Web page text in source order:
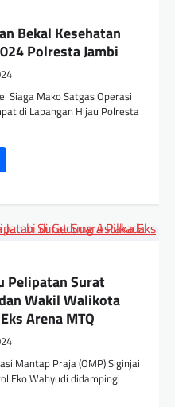
Bekal Kesehatan
Polresta Jambi
Siaga Mako Satgas Operasi
di Lapangan Hijau Polresta
Pelipatan Surat
Wakil Walikota
Arena MTQ
Mantap Praja (OMP) Siginjai
Eko Wahyudi didampingi